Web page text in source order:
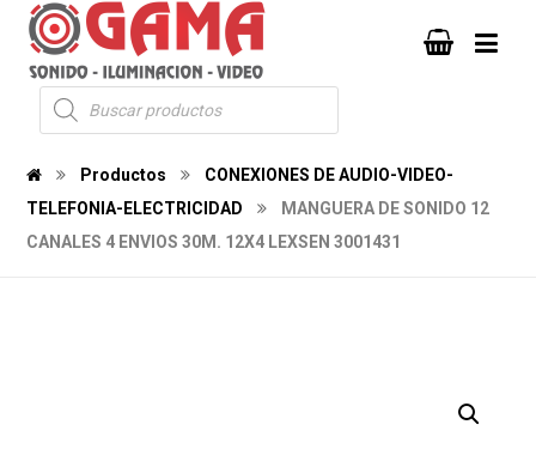
Productos
CONEXIONES DE AUDIO-VIDEO-
TELEFONIA-ELECTRICIDAD
MANGUERA DE SONIDO 12
CANALES 4 ENVIOS 30M. 12X4 LEXSEN 3001431